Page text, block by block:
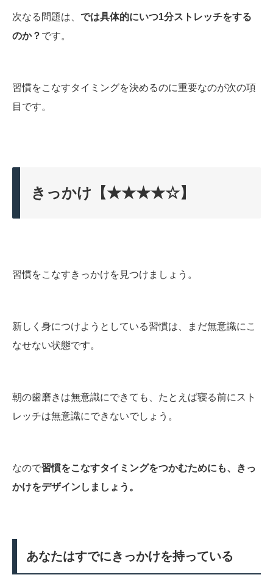
次なる問題は、 では具体的にいつ1分ストレッチをする
のか？ です。
習慣をこなすタイミングを決めるのに重要なのが次の項
目です。
きっかけ【★★★★☆】
習慣をこなすきっかけを見つけましょう。
新しく身につけようとしている習慣は、まだ無意識にこ
なせない状態です。
朝の歯磨きは無意識にできても、たとえば寝る前にスト
レッチは無意識にできないでしょう。
なので習慣をこなすタイミングをつかむためにも、きっ
かけをデザインしましょう。
あなたはすでにきっかけを持っている